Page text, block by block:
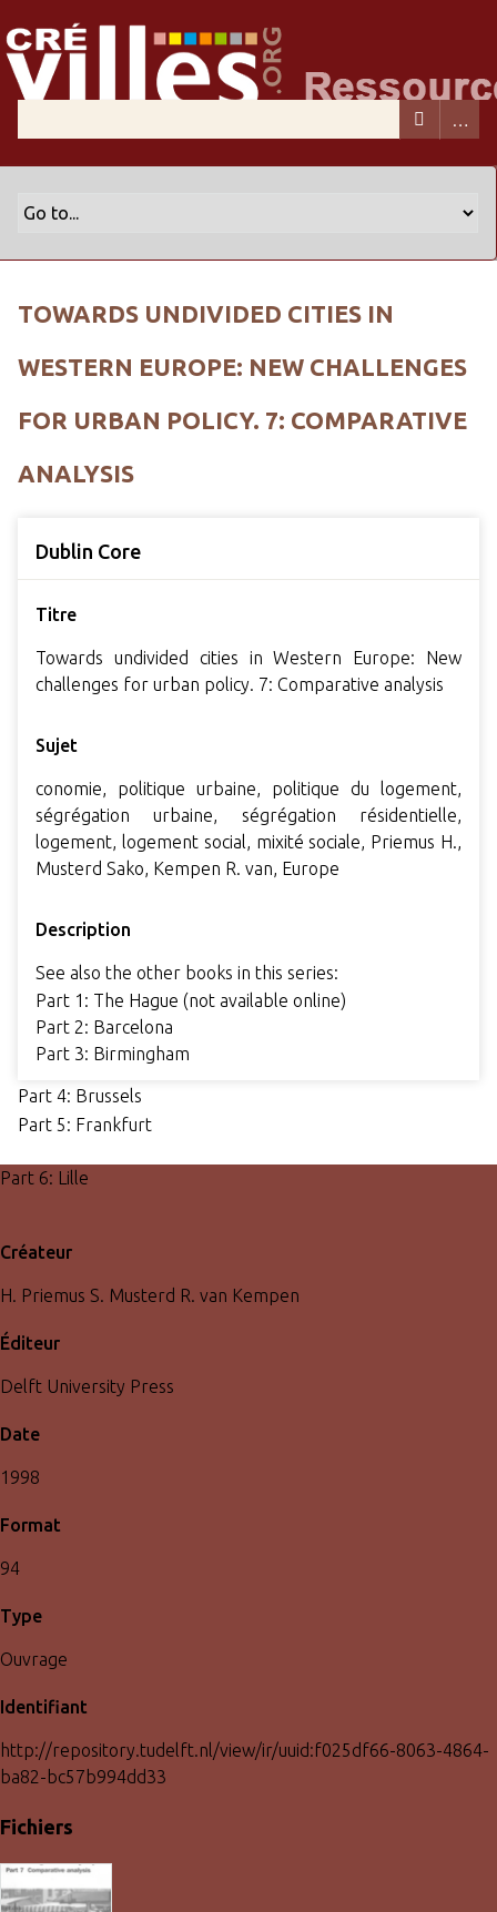
TOWARDS UNDIVIDED CITIES IN
WESTERN EUROPE: NEW CHALLENGES
FOR URBAN POLICY. 7: COMPARATIVE
ANALYSIS
Dublin Core
Titre
Towards undivided cities in Western Europe: New
challenges for urban policy. 7: Comparative analysis
Sujet
conomie, politique urbaine, politique du logement,
ségrégation urbaine, ségrégation résidentielle,
logement, logement social, mixité sociale, Priemus H.,
Musterd Sako, Kempen R. van, Europe
Description
See also the other books in this series:
Part 1: The Hague (not available online)
Part 2: Barcelona
Part 3: Birmingham
Part 4: Brussels
Part 5: Frankfurt
Part 6: Lille
Créateur
H. Priemus S. Musterd R. van Kempen
Éditeur
Delft University Press
Date
1998
Format
94
Type
Ouvrage
Identifiant
http://repository.tudelft.nl/view/ir/uuid:f025df66-8063-4864-
ba82-bc57b994dd33
Fichiers